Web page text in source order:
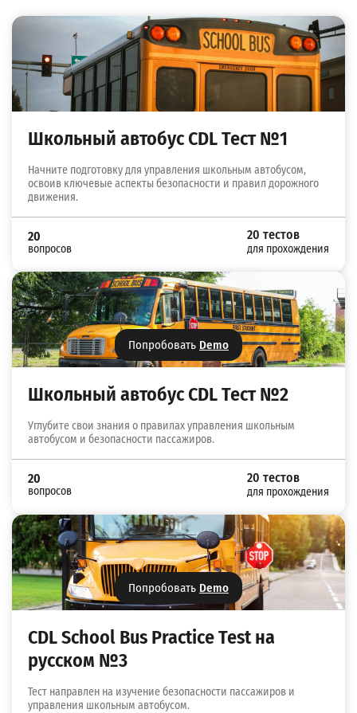
Школьный автобус CDL Тест №1
Начните подготовку для управления школьным автобусом,
освоив ключевые аспекты безопасности и правил дорожного
движения.
20
вопросов
20 тестов
для прохождения
Попробовать Demo
Школьный автобус CDL Тест №2
Углубите свои знания о правилах управления школьным
автобусом и безопасности пассажиров.
20
вопросов
20 тестов
для прохождения
Попробовать Demo
CDL School Bus Practice Test на
русском №3
Тест направлен на изучение безопасности пассажиров и
управления школьным автобусом.